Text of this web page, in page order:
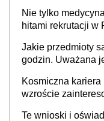
Nie tylko
hitami rekrutacji w
Jakie przedmioty
godzin. Uważana
Kosmiczna kariera
wzroście
Te wnioski i